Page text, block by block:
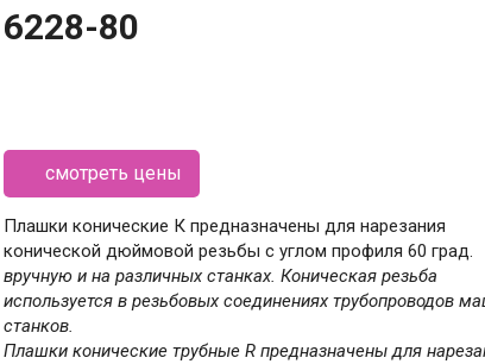
6228-80
смотреть цены
Плашки конические К предназначены для нарезания
конической дюймовой резьбы с углом профиля 60 град.
вручную и на различных станках. Коническая резьба
используется в резьбовых соединениях трубопроводов
станков.
Плашки конические трубные R предназначены для